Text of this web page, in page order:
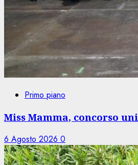
Primo piano
Miss Mamma, concorso
6 Agosto 2026 0